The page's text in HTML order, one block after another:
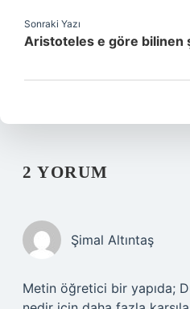
Sonraki Yazı
Aristoteles e göre bilinen
2 YORUM
Şimal Altıntaş
Metin öğretici bir yapıda;